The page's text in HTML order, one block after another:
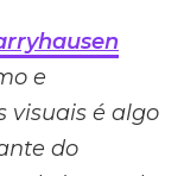
e
visuais é algo
do